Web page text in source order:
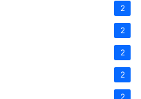
2
2
2
2
2